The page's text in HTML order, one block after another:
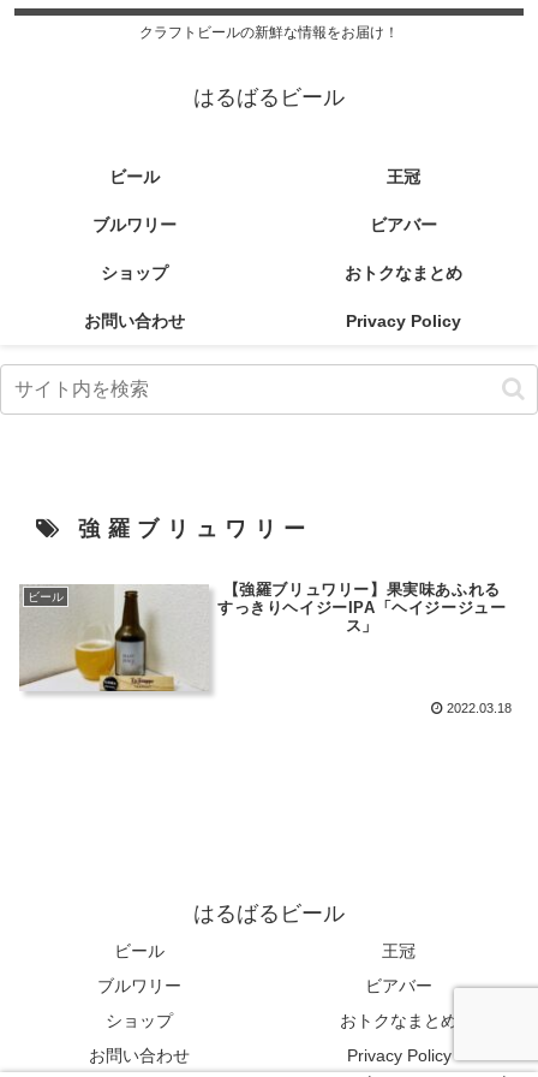
クラフトビールの新鮮な情報をお届け！
はるばるビール
ビール 王冠
ブルワリー ビアバー
ショップ おトクなまとめ
お問い合わせ Privacy Policy
強羅ブリュワリー
ビール
【強羅ブリュワリー】果実味あふれる
すっきりヘイジーIPA「ヘイジージュー
ス」
2022.03.18
はるばるビール
ビール
王冠
ブルワリー
ビアバー
ショップ
おトクなまとめ
お問い合わせ
Privacy Policy